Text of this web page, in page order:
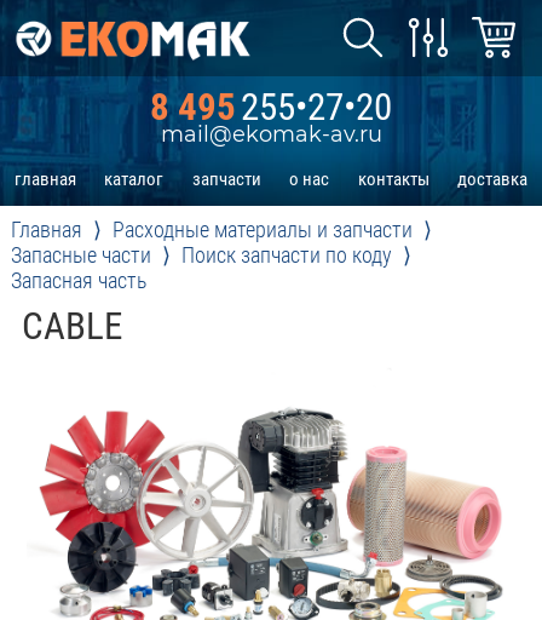
8 495255•27•20
mail@ekomak-av.ru
главная каталог запчасти о нас контакты доставка
Главная
Расходные материалы и запчасти
Запасные части
Поиск запчасти по коду
Запасная часть
CABLE